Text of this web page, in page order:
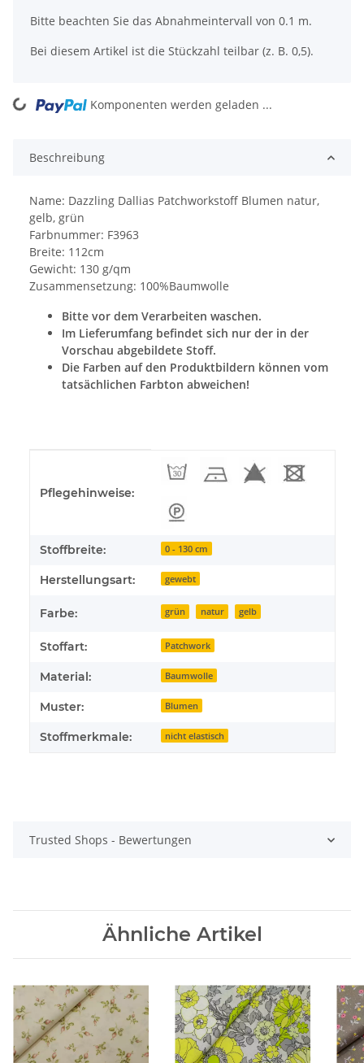
Bitte beachten Sie das Abnahmeintervall von 0.1 m.
Bei diesem Artikel ist die Stückzahl teilbar (z. B. 0,5).
Komponenten werden geladen ...
Beschreibung
Name: Dazzling Dallias Patchworkstoff Blumen natur,
gelb, grün
Farbnummer: F3963
Breite: 112cm
Gewicht: 130 g/qm
Zusammensetzung: 100%Baumwolle
Bitte vor dem Verarbeiten waschen.
Im Lieferumfang befindet sich nur der in der
Vorschau abgebildete Stoff.
Die Farben auf den Produktbildern können vom
tatsächlichen Farbton abweichen!
Pflegehinweise:
Stoffbreite: 0 - 130 cm
Herstellungsart: gewebt
Farbe: grün natur gelb
Stoffart: Patchwork
Material: Baumwolle
Muster: Blumen
Stoffmerkmale: nicht elastisch
Trusted Shops - Bewertungen
Ähnliche Artikel